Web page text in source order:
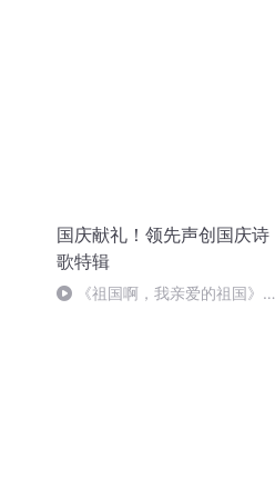
国庆献礼！领先声创国庆诗
歌特辑
《祖国啊，我亲爱的祖国》温